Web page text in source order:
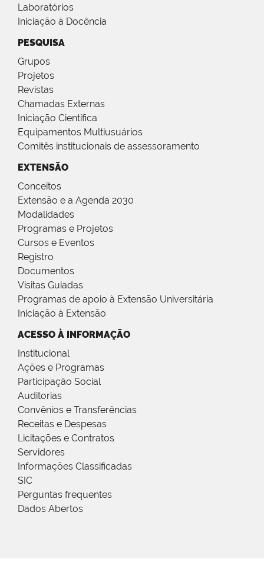
Laboratórios
Iniciação à Docência
PESQUISA
Grupos
Projetos
Revistas
Chamadas Externas
Iniciação Científica
Equipamentos Multiusuários
Comitês institucionais de assessoramento
EXTENSÃO
Conceitos
Extensão e a Agenda 2030
Modalidades
Programas e Projetos
Cursos e Eventos
Registro
Documentos
Visitas Guiadas
Programas de apoio à Extensão Universitária
Iniciação à Extensão
ACESSO À INFORMAÇÃO
Institucional
Ações e Programas
Participação Social
Auditorias
Convênios e Transferências
Receitas e Despesas
Licitações e Contratos
Servidores
Informações Classificadas
SIC
Perguntas frequentes
Dados Abertos